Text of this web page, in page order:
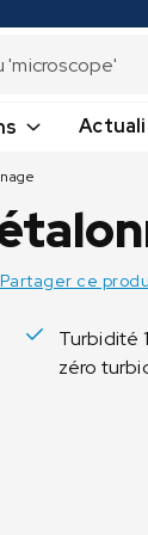
de
d'analyse
Partager ce
Turbidité
zéro